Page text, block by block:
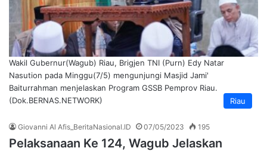
Riau
Wakil Gubernur(Wagub) Riau, Brigjen TNI (Purn) Edy Natar
Nasution pada Minggu(7/5) mengunjungi Masjid Jami'
Baiturrahman menjelaskan Program GSSB Pemprov Riau.
(Dok.BERNAS.NETWORK)
Giovanni Al Afis_BeritaNasional.ID 07/05/2023 195
Pelaksanaan Ke 124, Wagub Jelaskan